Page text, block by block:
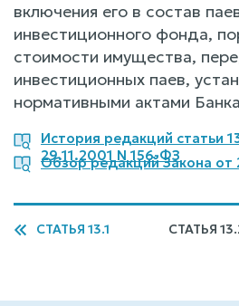
включения его в состав
инвестиционного фонда,
стоимости имущества,
инвестиционных паев,
нормативными актами
История редакций статьи
29.11.2001 N 156-ФЗ
Обзор редакций Закона от
СТАТЬЯ 13.1 СТАТЬЯ